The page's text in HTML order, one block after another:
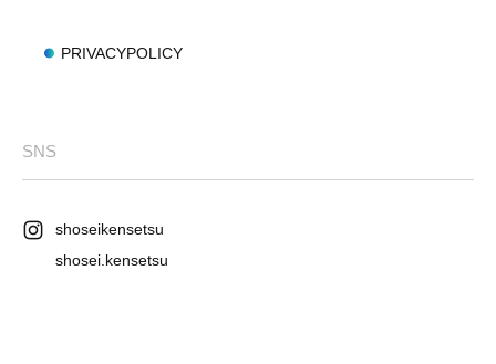
PRIVACYPOLICY
SNS
shoseikensetsu
shosei.kensetsu